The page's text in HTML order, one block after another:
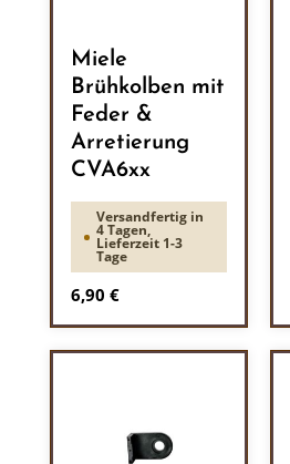
Miele
Brühkolben mit
Feder &
Arretierung
CVA6xx
Versandfertig in
4 Tagen,
Lieferzeit 1-3
Tage
Regulärer Preis:
6,90 €